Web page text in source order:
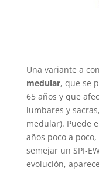
Una variante a
medular, que se
65 años y que
lumbares y
medular). Puede
años poco a
semejar un SPI-
evolución,